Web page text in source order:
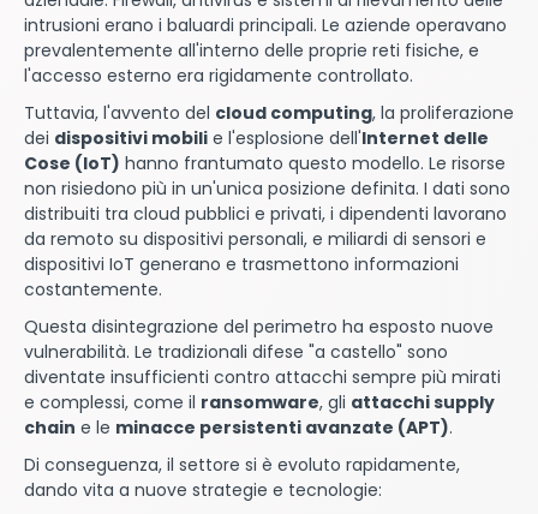
intrusioni erano i baluardi principali. Le aziende operavano
prevalentemente all'interno delle proprie reti fisiche, e
l'accesso esterno era rigidamente controllato.
Tuttavia, l'avvento del cloud computing, la proliferazione
dei dispositivi mobili e l'esplosione dell'Internet delle
Cose (IoT) hanno frantumato questo modello. Le risorse
non risiedono più in un'unica posizione definita. I dati sono
distribuiti tra cloud pubblici e privati, i dipendenti lavorano
da remoto su dispositivi personali, e miliardi di sensori e
dispositivi IoT generano e trasmettono informazioni
costantemente.
Questa disintegrazione del perimetro ha esposto nuove
vulnerabilità. Le tradizionali difese "a castello" sono
diventate insufficienti contro attacchi sempre più mirati
e complessi, come il ransomware, gli attacchi supply
chain e le minacce persistenti avanzate (APT).
Di conseguenza, il settore si è evoluto rapidamente,
dando vita a nuove strategie e tecnologie: